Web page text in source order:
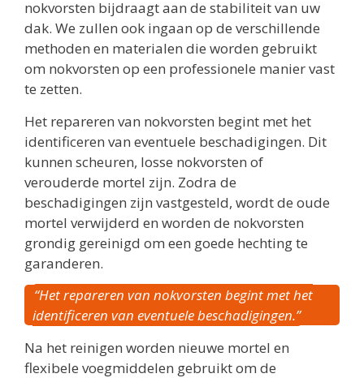
nokvorsten bijdraagt aan de stabiliteit van uw
dak. We zullen ook ingaan op de verschillende
methoden en materialen die worden gebruikt
om nokvorsten op een professionele manier vast
te zetten.
Het repareren van nokvorsten begint met het
identificeren van eventuele beschadigingen. Dit
kunnen scheuren, losse nokvorsten of
verouderde mortel zijn. Zodra de
beschadigingen zijn vastgesteld, wordt de oude
mortel verwijderd en worden de nokvorsten
grondig gereinigd om een goede hechting te
garanderen.
“Het repareren van nokvorsten begint met het
identificeren van eventuele beschadigingen.”
Na het reinigen worden nieuwe mortel en
flexibele voegmiddelen gebruikt om de